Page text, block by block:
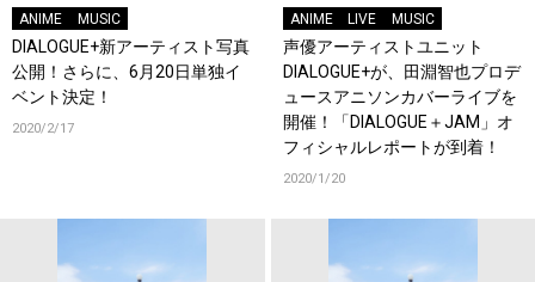
ANIME MUSIC
DIALOGUE+新アーティスト写真
公開！さらに、6月20日単独イ
ベント決定！
2020/2/17
ANIME LIVE MUSIC
声優アーティストユニット
DIALOGUE+が、田淵智也プロデ
ュースアニソンカバーライブを
開催！「DIALOGUE＋JAM」オ
フィシャルレポートが到着！
2020/1/20